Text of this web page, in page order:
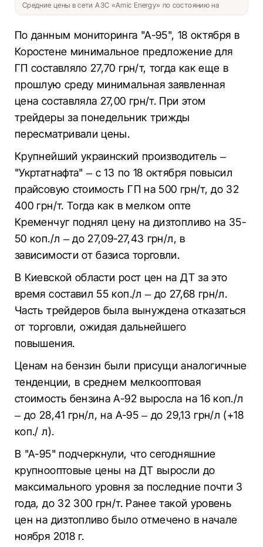
Средние цены в сети АЗС «Amic Energy» по состоянию на
По данным мониторинга "А-95", 18 октября в
Коростене минимальное предложение для
ГП составляло 27,70 грн/т, тогда как еще в
прошлую среду минимальная заявленная
цена составляла 27,00 грн/т. При этом
трейдеры за понедельник трижды
пересматривали цены.
Крупнейший украинский производитель –
"Укртатнафта" – с 13 по 18 октября повысил
прайсовую стоимость ГП на 500 грн/т, до 32
400 грн/т. Тогда как в мелком опте
Кременчуг поднял цену на дизтопливо на 35-
50 коп./л – до 27,09-27,43 грн/л, в
зависимости от базиса торговли.
В Киевской области рост цен на ДТ за это
время составил 55 коп./л – до 27,68 грн/л.
Часть трейдеров была вынуждена отказаться
от торговли, ожидая дальнейшего
повышения.
Ценам на бензин были присущи аналогичные
тенденции, в среднем мелкооптовая
стоимость бензина А-92 выросла на 16 коп./л
– до 28,41 грн/л, на А-95 – до 29,13 грн/л (+18
коп./ л).
В "А-95" подчеркнули, что сегодняшние
крупнооптовые цены на ДТ выросли до
максимального уровня за последние почти 3
года, до 32 300 грн/т. Ранее такой уровень
цен на дизтопливо было отмечено в начале
ноября 2018 г.